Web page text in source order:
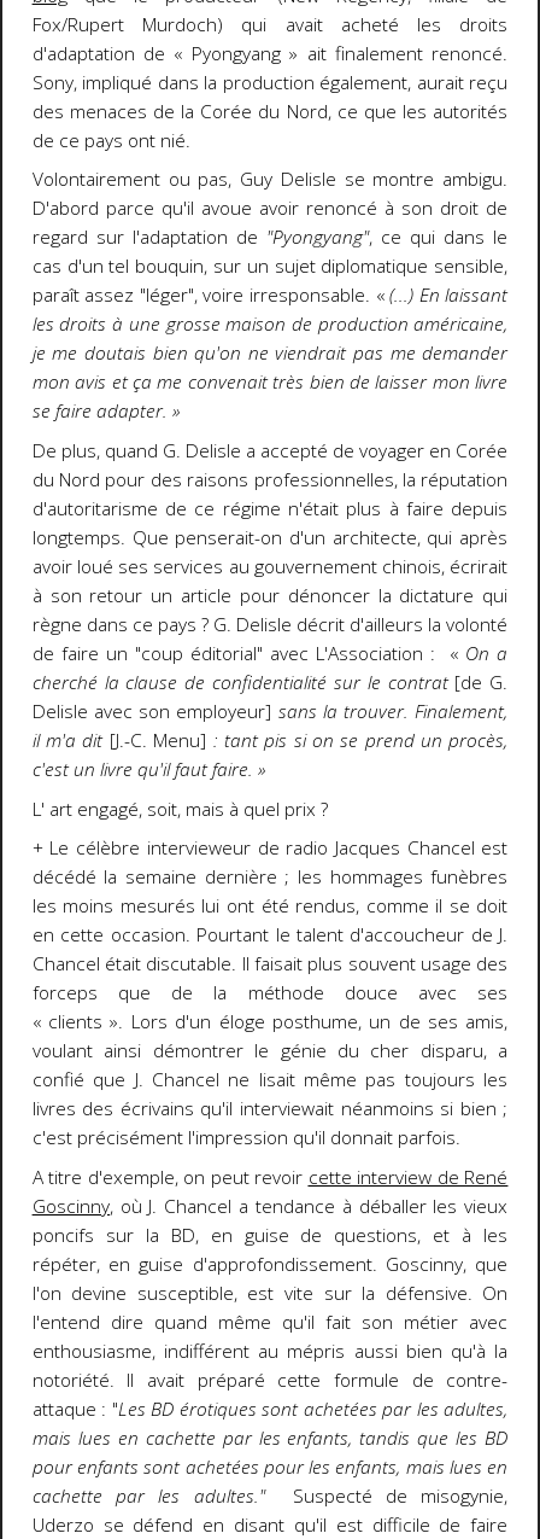
Fox/Rupert Murdoch) qui avait acheté les droits
d'adaptation de « Pyongyang » ait finalement renoncé.
Sony, impliqué dans la production également, aurait reçu
des menaces de la Corée du Nord, ce que les autorités
de ce pays ont nié.
Volontairement ou pas, Guy Delisle se montre ambigu.
D'abord parce qu'il avoue avoir renoncé à son droit de
regard sur l'adaptation de "Pyongyang", ce qui dans le
cas d'un tel bouquin, sur un sujet diplomatique sensible,
paraît assez "léger", voire irresponsable. «(...) En laissant
les droits à une grosse maison de production américaine,
je me doutais bien qu'on ne viendrait pas me demander
mon avis et ça me convenait très bien de laisser mon livre
se faire adapter. »
De plus, quand G. Delisle a accepté de voyager en Corée
du Nord pour des raisons professionnelles, la réputation
d'autoritarisme de ce régime n'était plus à faire depuis
longtemps. Que penserait-on d'un architecte, qui après
avoir loué ses services au gouvernement chinois, écrirait
à son retour un article pour dénoncer la dictature qui
règne dans ce pays ? G. Delisle décrit d'ailleurs la volonté
de faire un "coup éditorial" avec L'Association :
« On a
cherché la clause de confidentialité sur le contrat [de G.
Delisle avec son employeur] sans la trouver. Finalement,
il m'a dit [J.-C. Menu] : tant pis si on se prend un procès,
c'est un livre qu'il faut faire. »
L' art engagé, soit, mais à quel prix ?
+ Le célèbre intervieweur de radio Jacques Chancel est
décédé la semaine dernière ; les hommages funèbres
les moins mesurés lui ont été rendus, comme il se doit
en cette occasion. Pourtant le talent d'accoucheur de J.
Chancel était discutable. Il faisait plus souvent usage des
forceps que de la méthode douce avec ses
« clients ». Lors d'un éloge posthume, un de ses amis,
voulant ainsi démontrer le génie du cher disparu, a
confié que J. Chancel ne lisait même pas toujours les
livres des écrivains qu'il interviewait néanmoins si bien ;
c'est précisément l'impression qu'il donnait parfois.
A titre d'exemple, on peut revoir cette interview de René
Goscinny, où J. Chancel a tendance à déballer les vieux
poncifs sur la BD, en guise de questions, et à les
répéter, en guise d'approfondissement. Goscinny, que
l'on devine susceptible, est vite sur la défensive. On
l'entend dire quand même qu'il fait son métier avec
enthousiasme, indifférent au mépris aussi bien qu'à la
notoriété. Il avait préparé cette formule de contre-
attaque : "Les BD érotiques sont achetées par les adultes,
mais lues en cachette par les enfants, tandis que les BD
pour enfants sont achetées pour les enfants, mais lues en
cachette par les adultes."Suspecté de misogynie,
Uderzo se défend en disant qu'il est difficile de faire